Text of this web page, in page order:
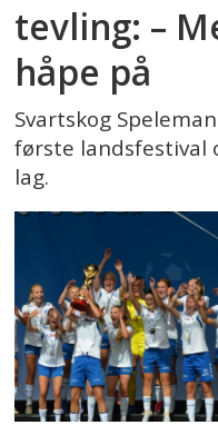
tevling: –
håpe på
Svartskog
første landsfestival
lag.